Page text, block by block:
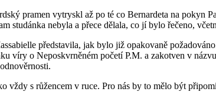
pramen vytryskl až po té co Bernardeta na pokyn
studánka nebyla a přece dělala, co jí bylo řečeno,
představila, jak bylo již opakovaně
víry o Neposkvrněném početí P.M. a zakotven v
vždy s růžencem v ruce. Pro nás by to mělo být